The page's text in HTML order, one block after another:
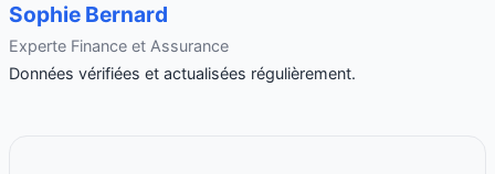
Sophie Bernard
Experte Finance et Assurance
Données vérifiées et actualisées régulièrement.